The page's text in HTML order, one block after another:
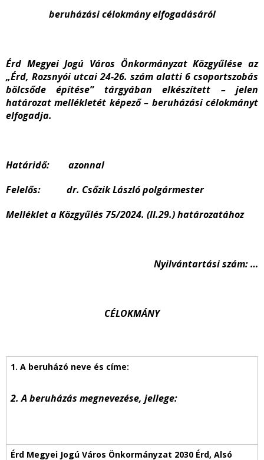
beruházási célokmány elfogadásáról
Érd Megyei Jogú Város Önkormányzat Közgyűlése az
„Érd, Rozsnyói utcai 24-26. szám alatti 6 csoportszobás
bölcsőde építése” tárgyában elkészített – jelen
határozat mellékletét képező – beruházási célokmányt
elfogadja.
Határidő: azonnal
Felelős: dr. Csőzik László polgármester
Melléklet a Közgyűlés 75/2024. (II.29.) határozatához
Nyilvántartási szám: …
CÉLOKMÁNY
2. A beruházás megnevezése, jellege: